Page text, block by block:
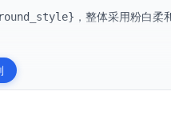
，整体采用粉白柔